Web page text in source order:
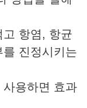
항염, 항균
진정시키는
용하면 효과